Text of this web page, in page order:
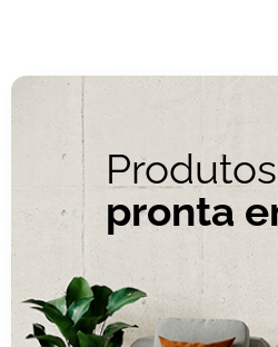
pronta